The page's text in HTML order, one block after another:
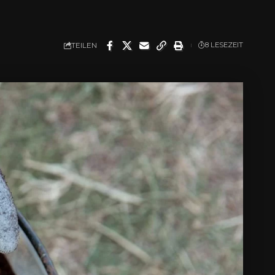
TEILEN 8 LESEZEIT